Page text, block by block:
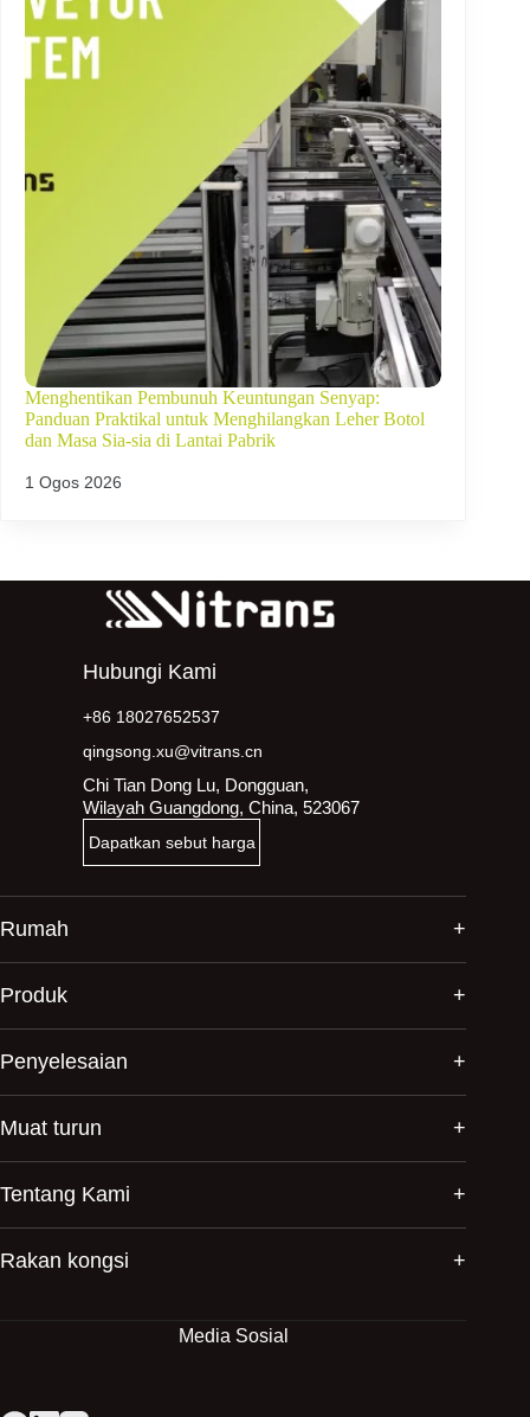
Menghentikan Pembunuh Keuntungan Senyap:
Panduan Praktikal untuk Menghilangkan Leher Botol
dan Masa Sia-sia di Lantai Pabrik
1 Ogos 2026
Hubungi Kami
+86 18027652537
qingsong.xu@vitrans.cn
Chi Tian Dong Lu, Dongguan,
Wilayah Guangdong, China, 523067
Dapatkan sebut harga
Rumah
Produk
Penyelesaian
Muat turun
Tentang Kami
Rakan kongsi
Media Sosial